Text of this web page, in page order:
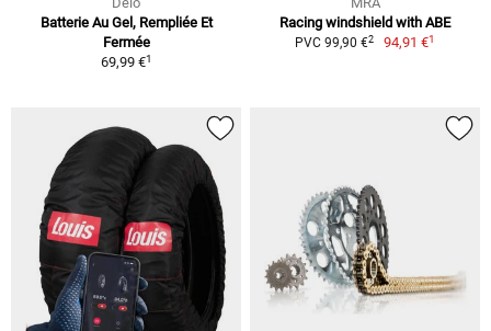
Batterie Au Gel, Rempliée Et
Fermée
69,99 €1
Racing windshield with ABE
PVC 99,90 €2 94,91 €1